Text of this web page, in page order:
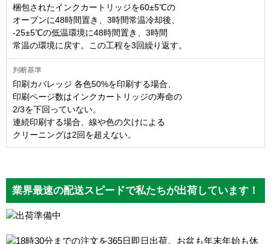
梱包されたインクカートリッジを60±5℃の
オーブンに48時間置き、3時間常温冷却後、
-25±5℃の低温環境に48時間置き、3時間
常温の環境に戻す。この工程を3回繰り返す。
印刷カバレッジ 各色50%を印刷する場合、
印刷ページ数はインクカートリッジの寿命の
2/3を下回っていない。
連続印刷する場合、線や色の欠けによる
クリーニングは2回を超えない。
業界最速の配送スピードで私たちが出荷しています！